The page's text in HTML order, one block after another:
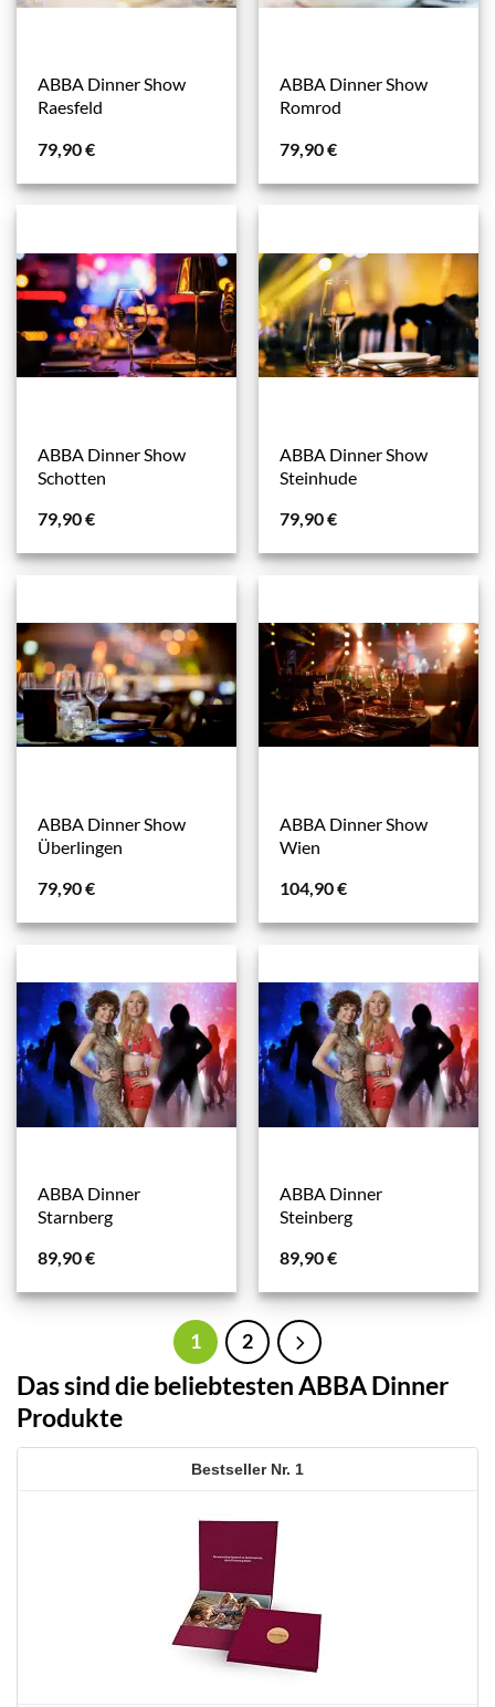
ABBA Dinner Show
Raesfeld
79,90€
ABBA Dinner Show
Romrod
79,90€
ABBA Dinner Show
Schotten
79,90€
ABBA Dinner Show
Steinhude
79,90€
ABBA Dinner Show
Überlingen
79,90€
ABBA Dinner Show
Wien
104,90€
ABBA Dinner
Starnberg
89,90€
ABBA Dinner
Steinberg
89,90€
1 2
Das sind die beliebtesten ABBA Dinner
Produkte
1